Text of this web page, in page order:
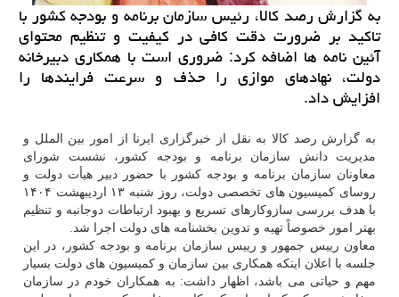
به گزارش رصد کالا، رئیس سازمان برنامه و بودجه کشور با
تاکید بر ضرورت دقت کافی در کیفیت و تنظیم محتوای
آئین نامه ها اضافه کرد: ضروری است با همکاری دبیرخانه
دولت، نهادهای موازی را حذف و سرعت فرایندها را
افزایش داد.
به گزارش رصد کالا به نقل از خبرگزاری ایرنا از امور بین الملل و
مدیریت دانش سازمان برنامه و بودجه کشور، نشست شورای
معاونان سازمان برنامه و بودجه کشور با حضور دبیر هیأت دولت و
روسای کمیسیون های تخصصی دولت، روز شنبه ۱۳ اردیبهشت ۱۴۰۴
با هدف بررسی سازوکارهای تسریع و بهبود ارتباطات دوجانبه و تنظیم
بهتر امور خصوصاً تهیه و تدوین بخشنامه های دولت اجرا شد.
معاون رییس جمهور و رییس سازمان برنامه و بودجه کشور، در این
جلسه با اعلان اینکه همکاری بین سازمان و کمیسیون های دولت بسیار
مهم و حیاتی می باشد، اظهار داشت: به همکاران خودم در سازمان